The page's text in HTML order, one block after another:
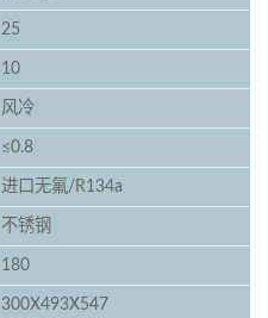
25
10
风冷
≤0.8
进口无氟/R134a
不锈钢
180
300X493X547